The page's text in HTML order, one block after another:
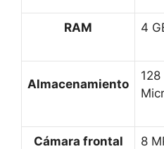
RAM 4
Almacenamiento
128
Cámara frontal 8